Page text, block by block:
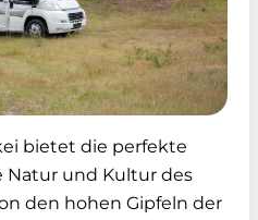
bietet die perfekte
Natur und Kultur des
den hohen Gipfeln der